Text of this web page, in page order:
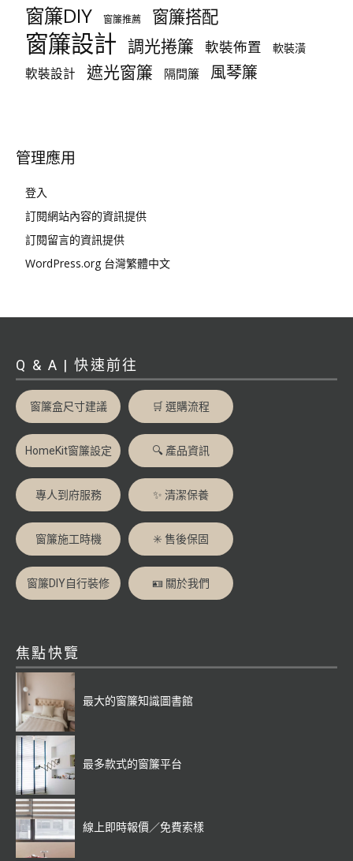
窗簾DIY 窗簾推薦 窗簾搭配
窗簾設計 調光捲簾 軟裝佈置 軟裝潢
軟裝設計 遮光窗簾 隔間簾 風琴簾
管理應用
登入
訂閱網站內容的資訊提供
訂閱留言的資訊提供
WordPress.org 台灣繁體中文
Q & A | 快速前往
窗簾盒尺寸建議 🛒 選購流程
HomeKit窗簾設定 🔍 產品資訊
專人到府服務 ✨ 清潔保養
窗簾施工時機 ✳️ 售後保固
窗簾DIY自行裝修 🪪 關於我們
焦點快覽
最大的窗簾知識圖書館
最多款式的窗簾平台
線上即時報價／免費索樣